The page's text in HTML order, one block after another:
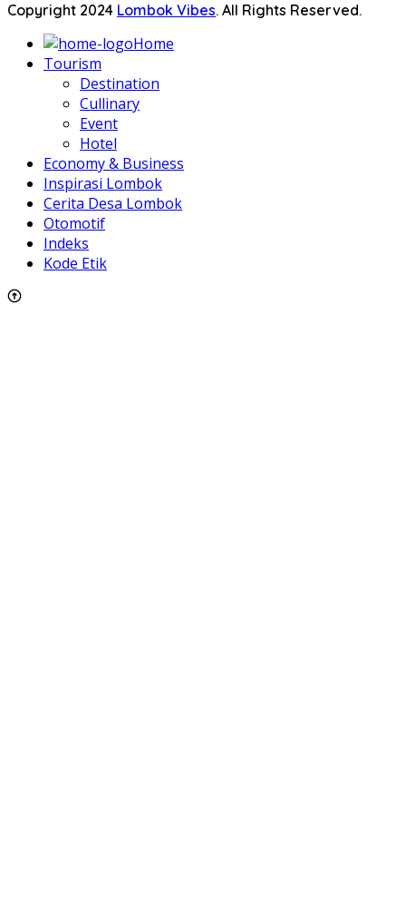
Copyright 2024 Lombok Vibes. All Rights Reserved.
Home
Tourism
Destination
Cullinary
Event
Hotel
Economy & Business
Inspirasi Lombok
Cerita Desa Lombok
Otomotif
Indeks
Kode Etik